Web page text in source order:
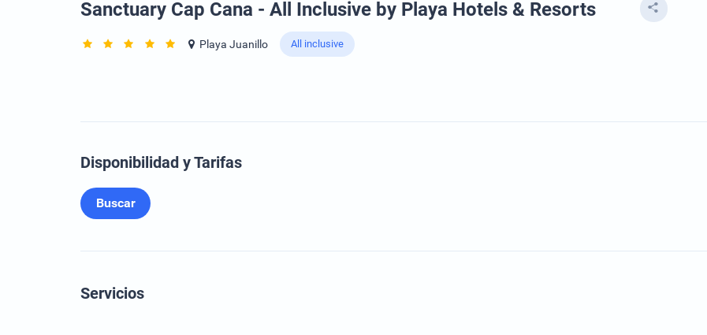
Sanctuary Cap Cana - All Inclusive by Playa Hotels & Resorts
Playa Juanillo All inclusive
Disponibilidad y Tarifas
Buscar
Servicios